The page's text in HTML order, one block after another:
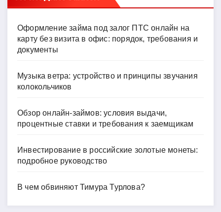
Оформление займа под залог ПТС онлайн на
карту без визита в офис: порядок, требования и
документы
Музыка ветра: устройство и принципы звучания
колокольчиков
Обзор онлайн-займов: условия выдачи,
процентные ставки и требования к заемщикам
Инвестирование в российские золотые монеты:
подробное руководство
В чем обвиняют Тимура Турлова?